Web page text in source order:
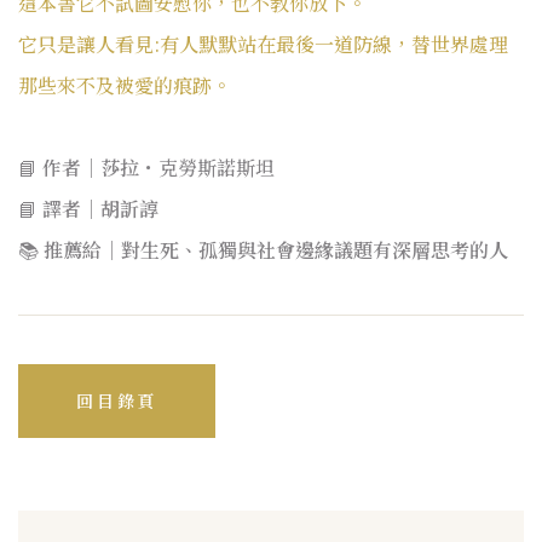
它只是讓人看見:有人默默站在最後一道防線，替世界處理
那些來不及被愛的痕跡。
📘 作者 ｜ 莎拉 ・克勞斯諾斯坦
📘 譯者 ｜ 胡訢諄
📚推薦給 ｜ 對生死、孤獨與社會邊緣議題有深層思考的人
回目錄頁